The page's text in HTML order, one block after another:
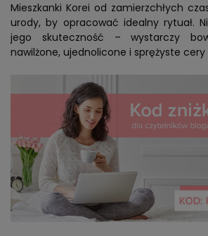
Mieszkanki Korei od zamierzchłych
urody, by opracować idealny rytuał.
jego skuteczność – wystarczy
nawilżone, ujednolicone i sprężyste